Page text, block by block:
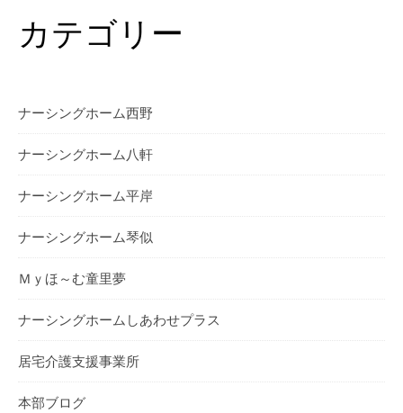
カテゴリー
ナーシングホーム西野
ナーシングホーム⼋軒
ナーシングホーム平岸
ナーシングホーム琴似
Ｍｙほ～む童里夢
ナーシングホームしあわせプラス
居宅介護支援事業所
本部ブログ